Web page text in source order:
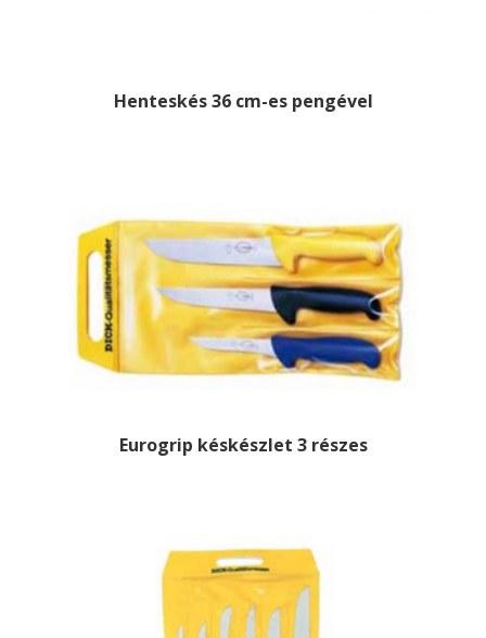
Henteskés 36 cm-es pengével
Eurogrip késkészlet 3 részes